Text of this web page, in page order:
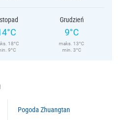
18°C
9°C
Grudzień
9°C
maks. 13°C
min. 3°C
Pogoda Zhuangtan